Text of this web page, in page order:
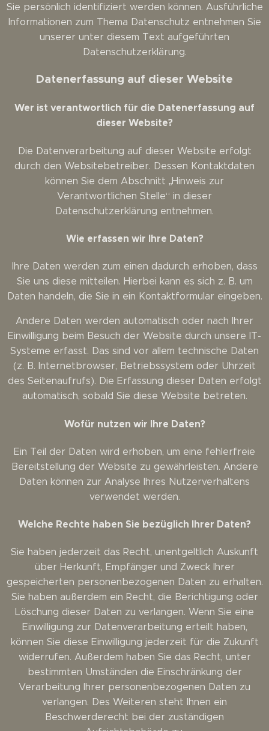
Sie persönlich identifiziert werden können. Ausführliche
Informationen zum Thema Datenschutz entnehmen Sie
unserer unter diesem Text aufgeführten
Datenschutzerklärung.
Datenerfassung auf dieser Website
Wer ist verantwortlich für die Datenerfassung auf
dieser Website?
Die Datenverarbeitung auf dieser Website erfolgt
durch den Websitebetreiber. Dessen Kontaktdaten
können Sie dem Abschnitt „Hinweis zur
Verantwortlichen Stelle“ in dieser
Datenschutzerklärung entnehmen.
Wie erfassen wir Ihre Daten?
Ihre Daten werden zum einen dadurch erhoben, dass
Sie uns diese mitteilen. Hierbei kann es sich z. B. um
Daten handeln, die Sie in ein Kontaktformular eingeben.
Andere Daten werden automatisch oder nach Ihrer
Einwilligung beim Besuch der Website durch unsere IT-
Systeme erfasst. Das sind vor allem technische Daten
(z. B. Internetbrowser, Betriebssystem oder Uhrzeit
des Seitenaufrufs). Die Erfassung dieser Daten erfolgt
automatisch, sobald Sie diese Website betreten.
Wofür nutzen wir Ihre Daten?
Ein Teil der Daten wird erhoben, um eine fehlerfreie
Bereitstellung der Website zu gewährleisten. Andere
Daten können zur Analyse Ihres Nutzerverhaltens
verwendet werden.
Welche Rechte haben Sie bezüglich Ihrer Daten?
Sie haben jederzeit das Recht, unentgeltlich Auskunft
über Herkunft, Empfänger und Zweck Ihrer
gespeicherten personenbezogenen Daten zu erhalten.
Sie haben außerdem ein Recht, die Berichtigung oder
Löschung dieser Daten zu verlangen. Wenn Sie eine
Einwilligung zur Datenverarbeitung erteilt haben,
können Sie diese Einwilligung jederzeit für die Zukunft
widerrufen. Außerdem haben Sie das Recht, unter
bestimmten Umständen die Einschränkung der
Verarbeitung Ihrer personenbezogenen Daten zu
verlangen. Des Weiteren steht Ihnen ein
Beschwerderecht bei der zuständigen